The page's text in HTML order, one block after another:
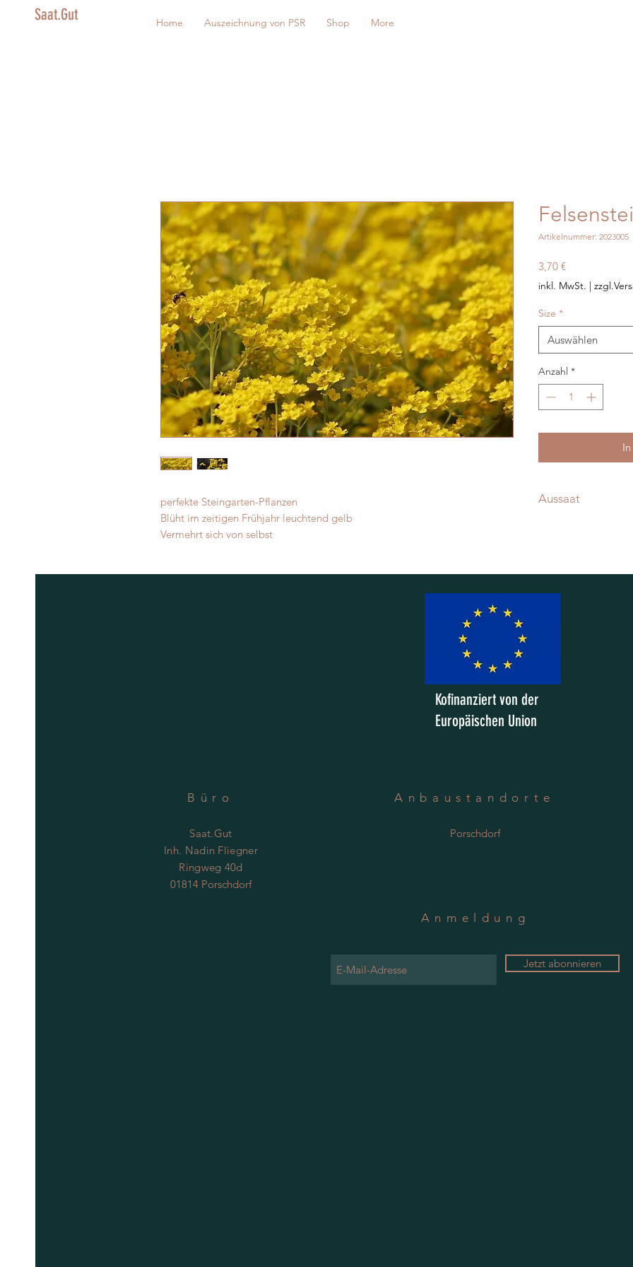
Saat.Gut Home Auszeichnung von PSR Shop More
perfekte Steingarten-Pflanzen
Blüht im zeitigen Frühjahr leuchtend gelb
Vermehrt sich von selbst
Artikelnummer: 2023005
3,70 €Preis
inkl. MwSt. |
Size *
Auswählen
Anzahl *
Aussaat
Büro
Saat.Gut
Inh. Nadin Fliegner
Ringweg 40d
01814 Porschdorf
Kofinanziert von der
Europäischen Union
Anbaustandorte
Porschdorf
Anmeldung
Jetzt abonnieren